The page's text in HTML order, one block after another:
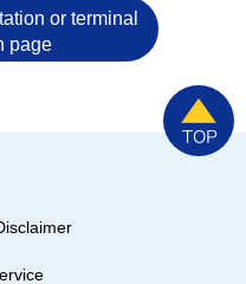
or terminal
page